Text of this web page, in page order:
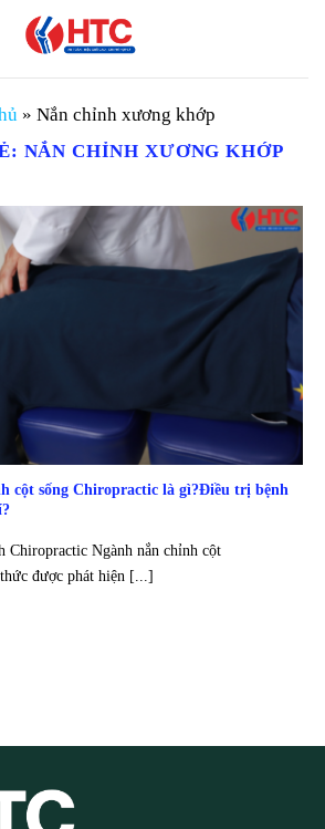
» Nắn chỉnh xương khớp
NẮN CHỈNH XƯƠNG KHỚP
cột sống Chiropractic là gì?Điều trị bệnh
Chiropractic Ngành nắn chỉnh cột
được phát hiện [...]